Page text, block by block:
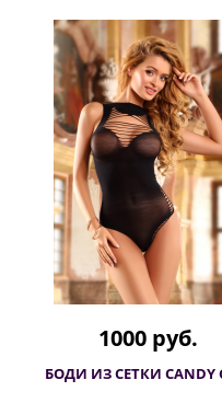
1000 руб.
БОДИ ИЗ СЕТКИ CANDY